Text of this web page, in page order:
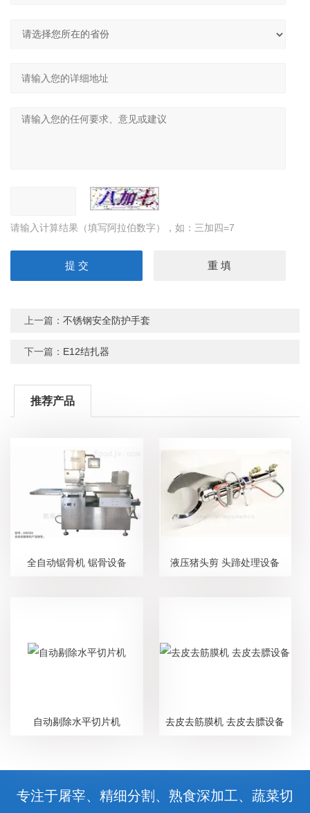
请输入计算结果（填写阿拉伯数字），如：三加四=7
上一篇：不锈钢安全防护手套
下一篇： E12结扎器
推荐产品
全自动锯骨机 锯骨设备 液压猪头剪 头蹄处理设备
自动剔除水平切片机 去皮去筋膜机 去皮去膘设备
专注于屠宰、精细分割、熟食深加工、蔬菜切